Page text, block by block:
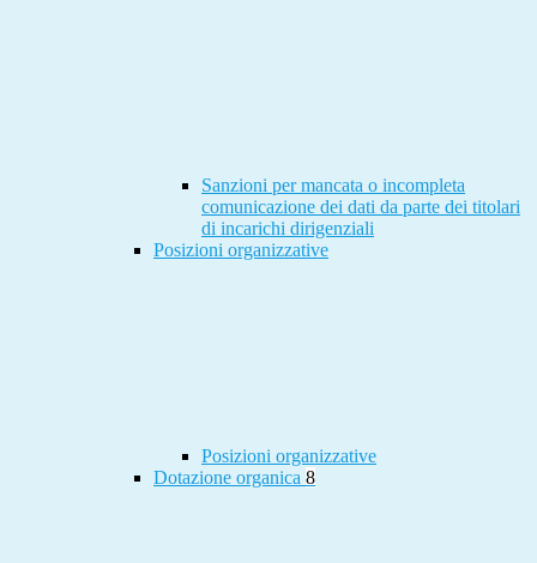
Sanzioni per mancata o incompleta
comunicazione dei dati da parte dei titolari
di incarichi dirigenziali
Posizioni organizzative
Posizioni organizzative
Dotazione organica 8